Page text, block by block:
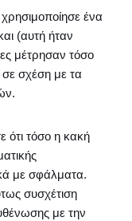
ένα
(αυτή ήταν
μέτρησαν τόσο
σχέση με τα
ότι τόσο η κακή
με σφάλματα.
συσχέτιση
με την